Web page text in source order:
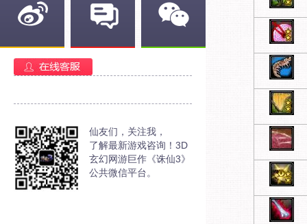
仙友们，关注我，
了解最新游戏咨询！3D
玄幻网游巨作《诛仙3》
公共微信平台。